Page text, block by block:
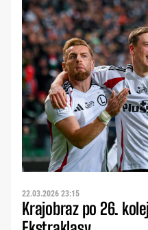
22.03.2026 23:15
Krajobraz po 26.